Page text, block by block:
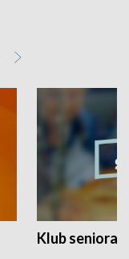
Klub seniora